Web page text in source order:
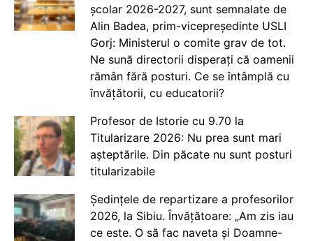
școlar 2026-2027, sunt semnalate de
Alin Badea, prim-vicepreședinte USLI
Gorj: Ministerul o comite grav de tot.
Ne sună directorii disperați că oamenii
rămân fără posturi. Ce se întâmplă cu
învățătorii, cu educatorii?
Profesor de Istorie cu 9.70 la
Titularizare 2026: Nu prea sunt mari
așteptările. Din păcate nu sunt posturi
titularizabile
Ședințele de repartizare a profesorilor
2026, la Sibiu. Învățătoare: „Am zis iau
ce este. O să fac naveta și Doamne-